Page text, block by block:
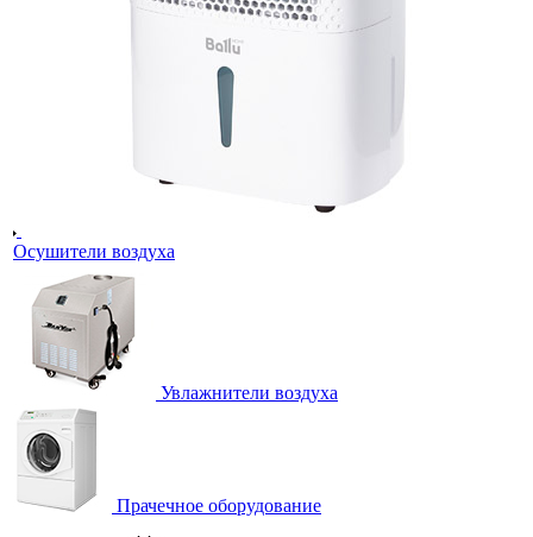
Осушители воздуха
Увлажнители воздуха
Прачечное оборудование